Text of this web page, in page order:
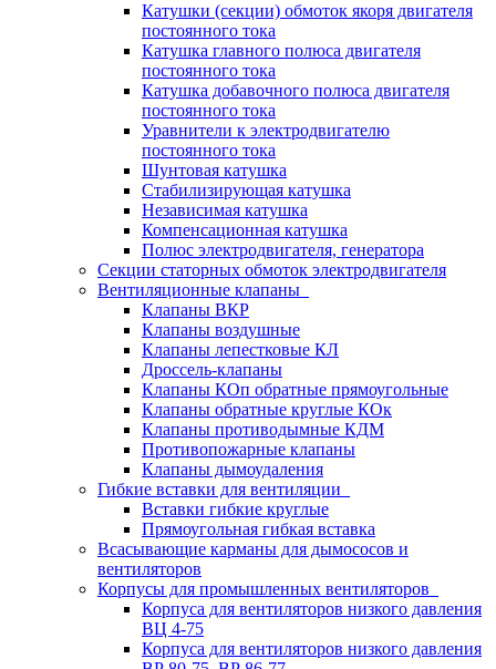
Катушки (секции) обмоток якоря двигателя
постоянного тока
Катушка главного полюса двигателя
постоянного тока
Катушка добавочного полюса двигателя
постоянного тока
Уравнители к электродвигателю
постоянного тока
Шунтовая катушка
Стабилизирующая катушка
Независимая катушка
Компенсационная катушка
Полюс электродвигателя, генератора
Секции статорных обмоток электродвигателя
Вентиляционные клапаны
Клапаны ВКР
Клапаны воздушные
Клапаны лепестковые КЛ
Дроссель-клапаны
Клапаны КОп обратные прямоугольные
Клапаны обратные круглые КОк
Клапаны противодымные КДМ
Противопожарные клапаны
Клапаны дымоудаления
Гибкие вставки для вентиляции
Вставки гибкие круглые
Прямоугольная гибкая вставка
Всасывающие карманы для дымососов и
вентиляторов
Корпусы для промышленных вентиляторов
Корпуса для вентиляторов низкого давления
ВЦ 4-75
Корпуса для вентиляторов низкого давления